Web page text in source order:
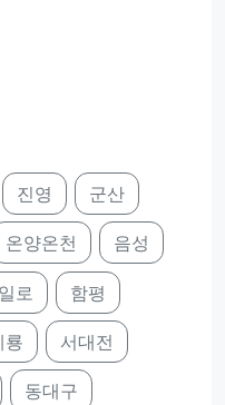
진영 군산
온양온천 음성
일로 함평
룡 서대전
동대구